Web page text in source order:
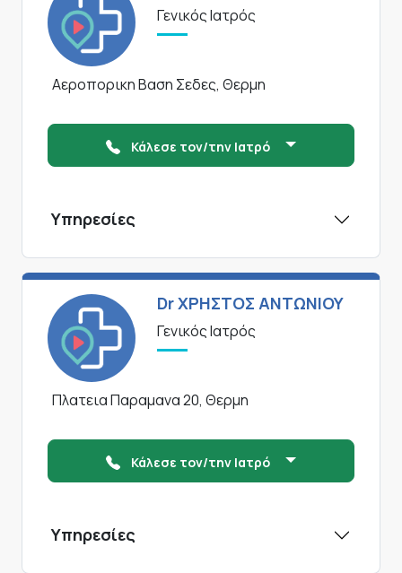
Γενικός Ιατρός
Αεροπορικη Βαση Σεδες, Θερμη
Κάλεσε τον/την Ιατρό
Υπηρεσίες
Dr ΧΡΗΣΤΟΣ ΑΝΤΩΝΙΟΥ
Γενικός Ιατρός
Πλατεια Παραμανα 20, Θερμη
Κάλεσε τον/την Ιατρό
Υπηρεσίες